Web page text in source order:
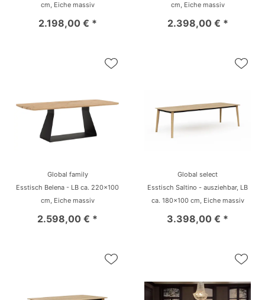
cm, Eiche massiv
2.198,00 € *
cm, Eiche massiv
2.398,00 € *
Global family
Esstisch Belena - LB ca. 220x100
cm, Eiche massiv
2.598,00 € *
Global select
Esstisch Saltino - ausziehbar, LB
ca. 180x100 cm, Eiche massiv
3.398,00 € *